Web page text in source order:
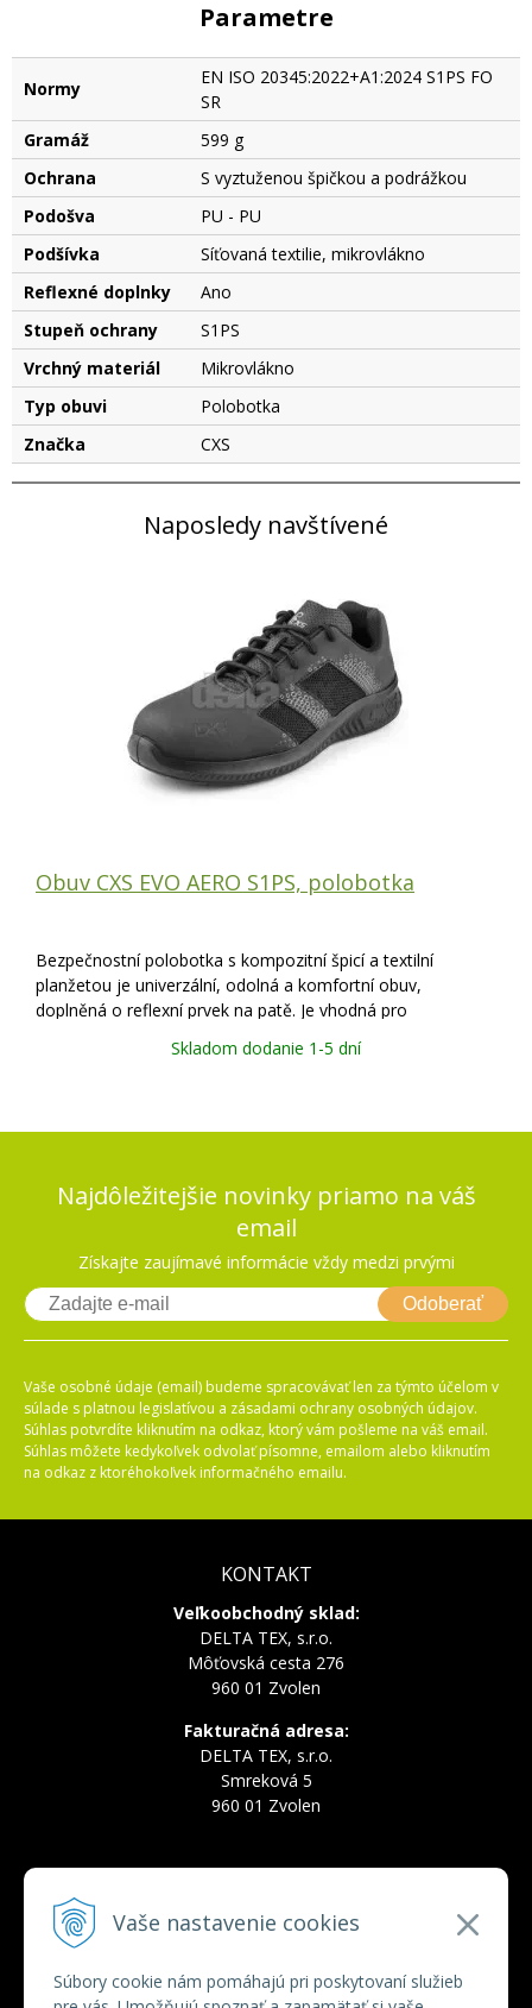
Vaše nastavenie cookies
Súbory cookie nám pomáhajú pri poskytovaní služieb
Parametre
Normy
EN ISO 20345:2022+A1:2024 S1PS FO
SR
Gramáž
599 g
Ochrana
S vyztuženou špičkou a podrážkou
Podošva
PU - PU
Podšívka
Síťovaná textilie, mikrovlákno
Reflexné doplnky
Ano
Stupeň ochrany
S1PS
Vrchný materiál
Mikrovlákno
Typ obuvi
Polobotka
Značka
CXS
Naposledy navštívené
Obuv CXS EVO AERO S1PS, polobotka
Bezpečnostní polobotka s kompozitní špicí a textilní
planžetou je univerzální, odolná a komfortní obuv,
doplněná o reflexní prvek na patě. Je vhodná pro
Svršek z odolného hladkého mikrovlákna
Skladom dodanie 1-5 dní
Najdôležitejšie novinky priamo na váš
email
Získajte zaujímavé informácie vždy medzi prvými
Odoberať
Vaše osobné údaje (email) budeme spracovávať len za týmto účelom v
súlade s platnou legislatívou a zásadami ochrany osobných údajov.
Súhlas potvrdíte kliknutím na odkaz, ktorý vám pošleme na váš email.
Súhlas môžete kedykoľvek odvolať písomne, emailom alebo kliknutím
na odkaz z ktoréhokoľvek informačného emailu.
KONTAKT
Veľkoobchodný sklad:
DELTA TEX, s.r.o.
Môťovská cesta 276
960 01 Zvolen
Fakturačná adresa:
DELTA TEX, s.r.o.
Smreková 5
960 01 Zvolen
Tel.:+421 910 228 822
E-mail: deltatex@deltatex.sk